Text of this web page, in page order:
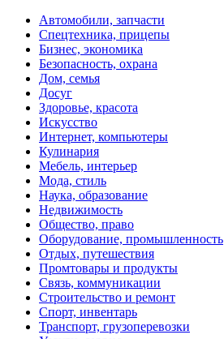
Автомобили, запчасти
Спецтехника, прицепы
Бизнес, экономика
Безопасность, охрана
Дом, семья
Досуг
Здоровье, красота
Искусство
Интернет, компьютеры
Кулинария
Мебель, интерьер
Мода, стиль
Наука, образование
Недвижимость
Общество, право
Оборудование, промышленность
Отдых, путешествия
Промтовары и продукты
Связь, коммуникации
Строительство и ремонт
Спорт, инвентарь
Транспорт, грузоперевозки